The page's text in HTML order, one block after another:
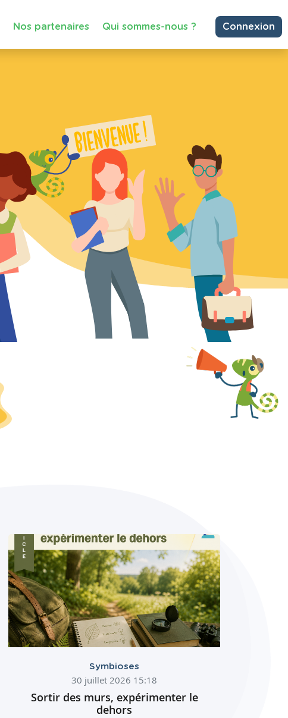
Nos partenaires Qui sommes-nous ? Connexion
Symbioses
30 juillet 2026 15:18
Sortir des murs, expérimenter le
dehors